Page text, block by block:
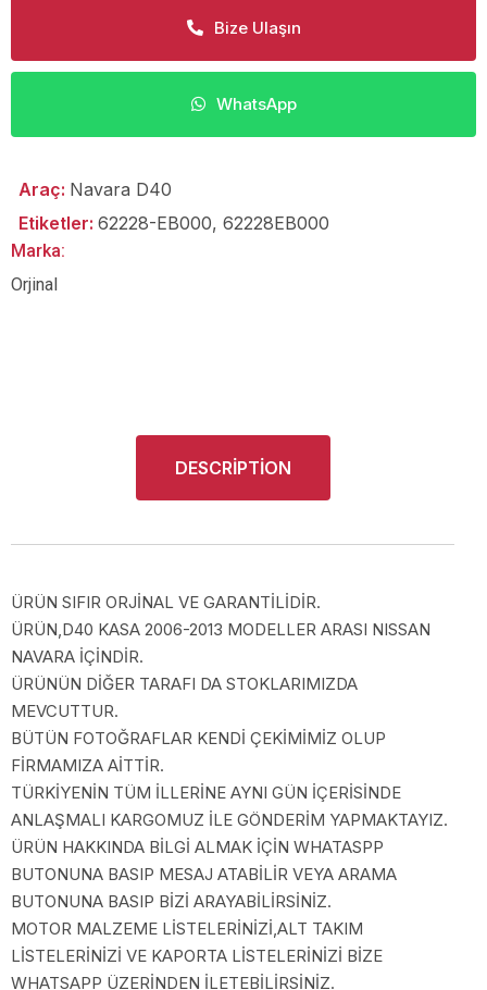
Bize Ulaşın
WhatsApp
Araç: Navara D40
Etiketler: 62228-EB000, 62228EB000
Marka:
Orjinal
DESCRIPTION
ÜRÜN SIFIR ORJİNAL VE GARANTİLİDİR.
ÜRÜN,D40 KASA 2006-2013 MODELLER ARASI NISSAN
NAVARA İÇİNDİR.
ÜRÜNÜN DİĞER TARAFI DA STOKLARIMIZDA
MEVCUTTUR.
BÜTÜN FOTOĞRAFLAR KENDİ ÇEKİMİMİZ OLUP
FİRMAMIZA AİTTİR.
TÜRKİYENİN TÜM İLLERİNE AYNI GÜN İÇERİSİNDE
ANLAŞMALI KARGOMUZ İLE GÖNDERİM YAPMAKTAYIZ.
ÜRÜN HAKKINDA BİLGİ ALMAK İÇİN WHATASPP
BUTONUNA BASIP MESAJ ATABİLİR VEYA ARAMA
BUTONUNA BASIP BİZİ ARAYABİLİRSİNİZ.
MOTOR MALZEME LİSTELERİNİZİ,ALT TAKIM
LİSTELERİNİZİ VE KAPORTA LİSTELERİNİZİ BİZE
WHATSAPP ÜZERİNDEN İLETEBİLİRSİNİZ.